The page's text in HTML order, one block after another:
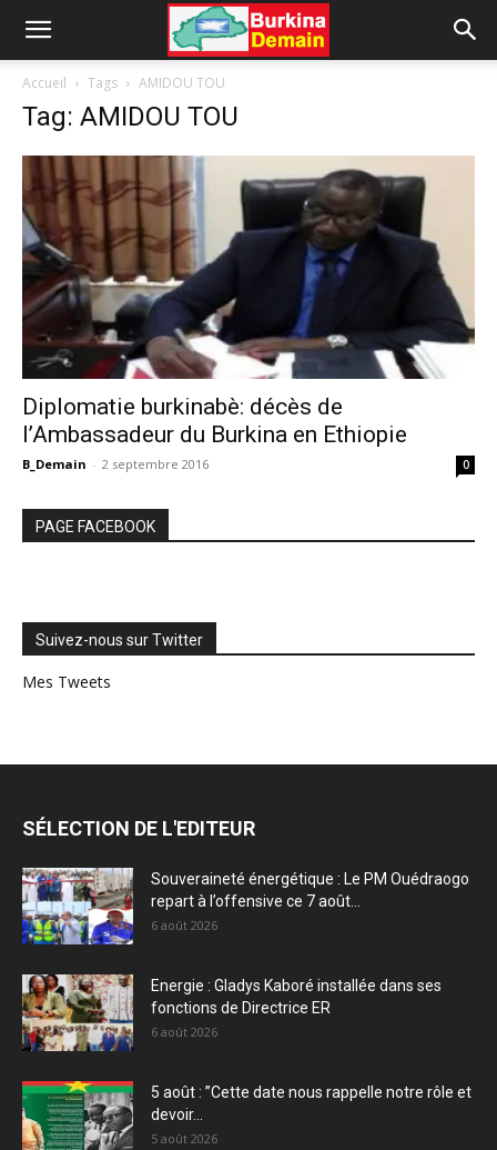
Accueil Tags AMIDOU TOU
Tag: AMIDOU TOU
Diplomatie burkinabè: décès de
l’Ambassadeur du Burkina en Ethiopie
B_Demain - 2 septembre 2016 0
PAGE FACEBOOK
Suivez-nous sur Twitter
Mes Tweets
SÉLECTION DE L'EDITEUR
Souveraineté énergétique : Le PM Ouédraogo
repart à l’offensive ce 7 août...
6 août 2026
Energie : Gladys Kaboré installée dans ses
fonctions de Directrice ER
6 août 2026
5 août : ”Cette date nous rappelle notre rôle et
devoir...
5 août 2026